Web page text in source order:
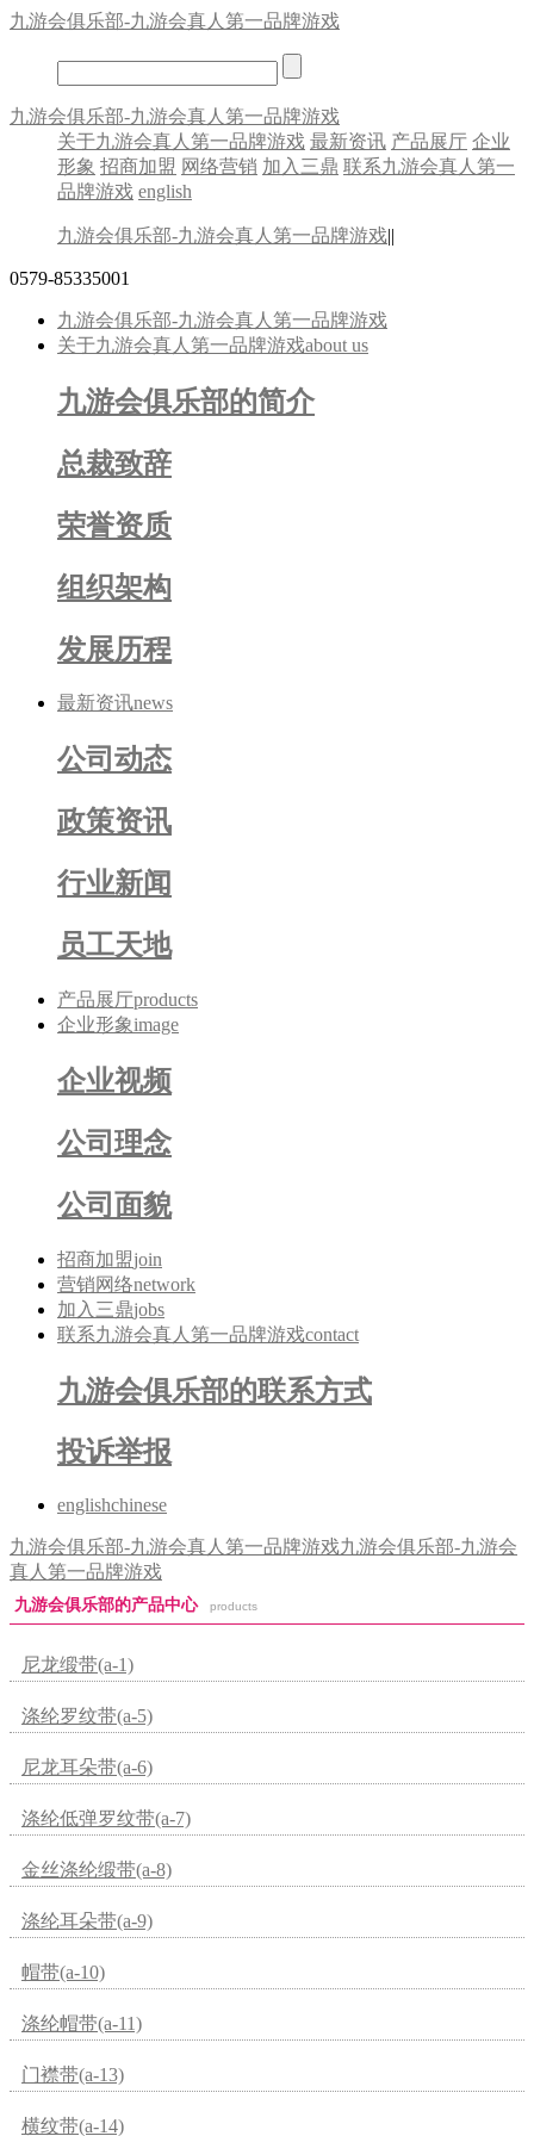
九游会俱乐部-九游会真人第一品牌游戏
九游会俱乐部-九游会真人第一品牌游戏
关于九游会真人第一品牌游戏 最新资讯 产品展厅 企业
形象 招商加盟 网络营销 加入三鼎 联系九游会真人第一
品牌游戏 english
九游会俱乐部-九游会真人第一品牌游戏||
0579-85335001
九游会俱乐部-九游会真人第一品牌游戏
关于九游会真人第一品牌游戏about us
九游会俱乐部的简介
总裁致辞
荣誉资质
组织架构
发展历程
最新资讯news
公司动态
政策资讯
行业新闻
员工天地
产品展厅products
企业形象image
企业视频
公司理念
公司面貌
招商加盟join
营销网络network
加入三鼎jobs
联系九游会真人第一品牌游戏contact
九游会俱乐部的联系方式
投诉举报
englishchinese
九游会俱乐部-九游会真人第一品牌游戏九游会俱乐部-九游会
真人第一品牌游戏
九游会俱乐部的产品中心 products
尼龙缎带(a-1)
涤纶罗纹带(a-5)
尼龙耳朵带(a-6)
涤纶低弹罗纹带(a-7)
金丝涤纶缎带(a-8)
涤纶耳朵带(a-9)
帽带(a-10)
涤纶帽带(a-11)
门襟带(a-13)
横纹带(a-14)